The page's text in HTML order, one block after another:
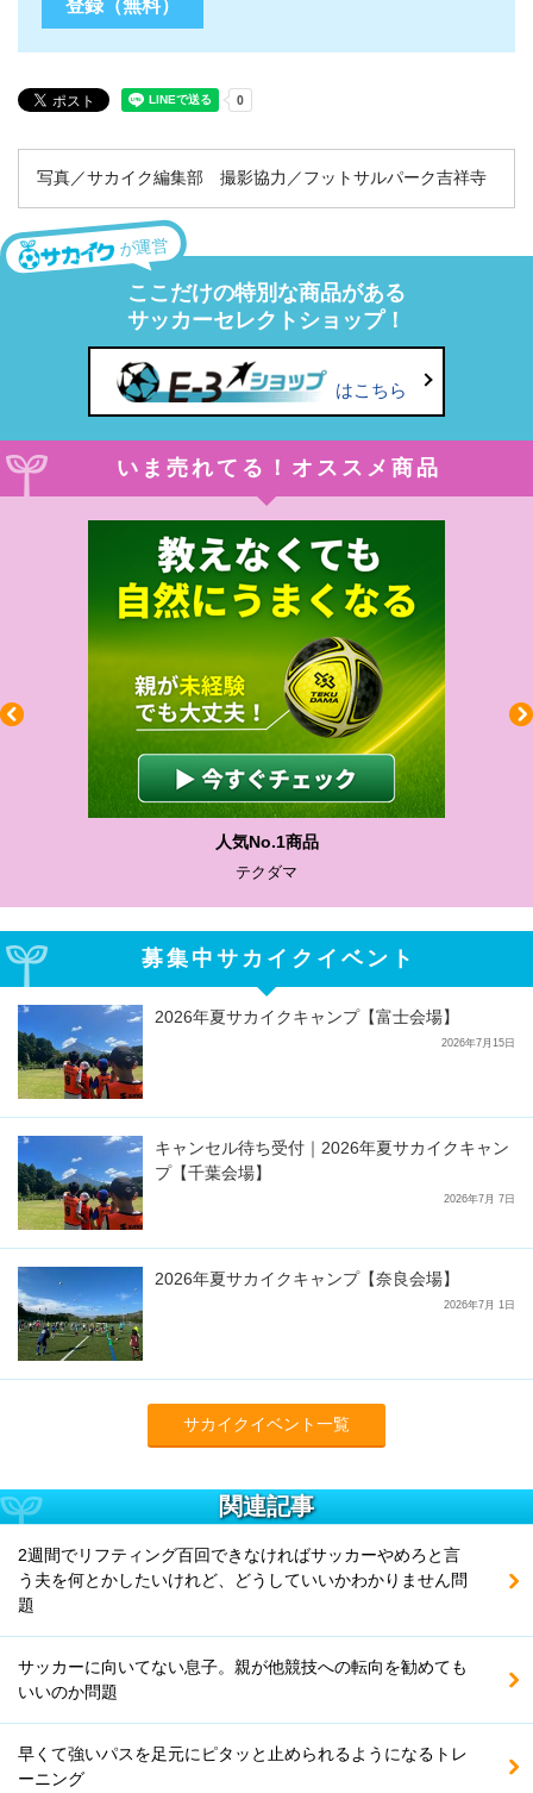
写真／サカイク編集部 撮影協力／フットサルパーク吉祥寺
が運営
ここだけの特別な商品がある
サッカーセレクトショップ！
はこちら
いま売れてる！オススメ商品
わかりやすい質問に沿って書ける
サカイクサッカーノート
募集中サカイクイベント
2026年夏サカイクキャンプ【富士会場】
2026年7月15日
キャンセル待ち受付｜2026年夏サカイクキャン
プ【千葉会場】
2026年7月 7日
2026年夏サカイクキャンプ【奈良会場】
2026年7月 1日
サカイクイベント一覧
関連記事
2週間でリフティング百回できなければサッカーやめろと言
う夫を何とかしたいけれど、どうしていいかわかりません問
題
サッカーに向いてない息子。親が他競技への転向を勧めても
いいのか問題
早くて強いパスを足元にピタッと止められるようになるトレ
ーニング